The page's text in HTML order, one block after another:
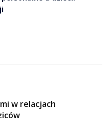
w relacjach